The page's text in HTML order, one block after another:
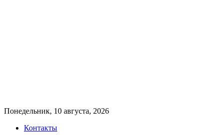
Понедельник, 10 августа, 2026
Контакты